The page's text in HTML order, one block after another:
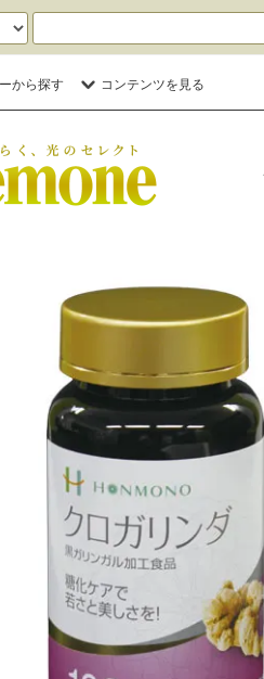
から探す コンテンツを見る